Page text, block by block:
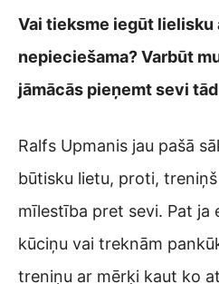
Vai tieksme iegūt lielisku
nepieciešama? Varbūt
jāmācās pieņemt sevi
Ralfs Upmanis jau pašā
būtisku lietu, proti,
mīlestība pret sevi. Pat ja
kūciņu vai treknām
treniņu ar mērķi kaut ko